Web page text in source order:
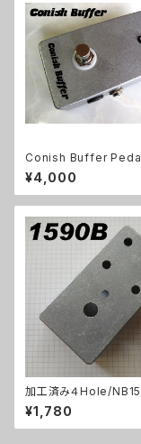
Conish Buffer Pedal
ァーキット【BASIC KIT】
¥4,000
加工済み４Hole/
2x61x32mm）アルミダ
トケース
¥1,780